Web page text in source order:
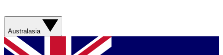
Australasia